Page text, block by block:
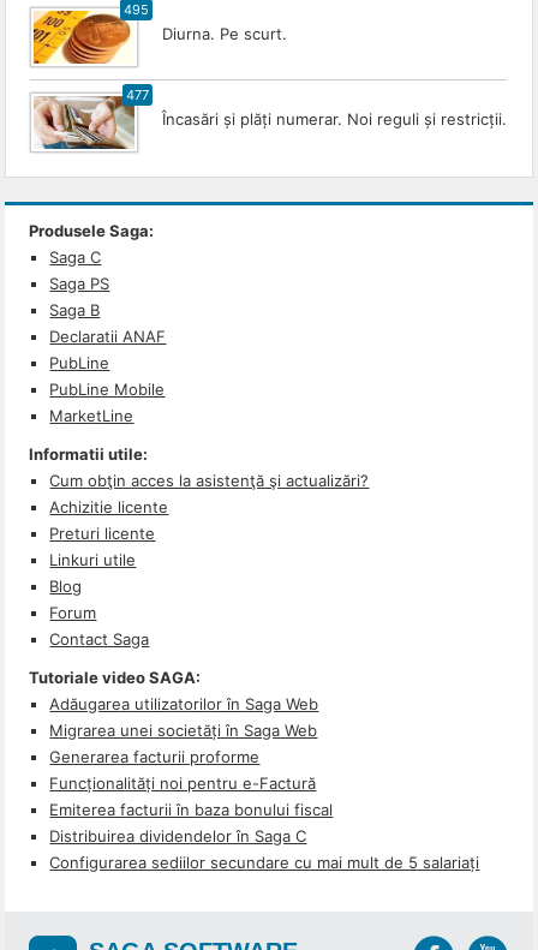
495
Diurna. Pe scurt.
477
Încasări și plăți numerar. Noi reguli și restricții.
Produsele Saga:
Saga C
Saga PS
Saga B
Declaratii ANAF
PubLine
PubLine Mobile
MarketLine
Informatii utile:
Cum obţin acces la asistenţă şi actualizări?
Achizitie licente
Preturi licente
Linkuri utile
Blog
Forum
Contact Saga
Tutoriale video SAGA:
Adăugarea utilizatorilor în Saga Web
Migrarea unei societăți în Saga Web
Generarea facturii proforme
Funcționalități noi pentru e-Factură
Emiterea facturii în baza bonului fiscal
Distribuirea dividendelor în Saga C
Configurarea sediilor secundare cu mai mult de 5 salariați